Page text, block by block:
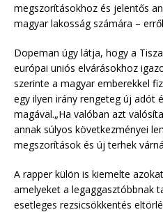
megszorításokhoz és jelentős
magyar lakosság számára –
Dopeman úgy látja, hogy a
európai uniós elvárásokhoz
szerinte a magyar emberekkel
egy ilyen irány rengeteg új adót
magával.„Ha valóban azt
annak súlyos következményei
megszorítások és új terhek
A rapper külön is kiemelte
amelyeket a legaggasztóbbnak
esetleges rezsicsökkentés